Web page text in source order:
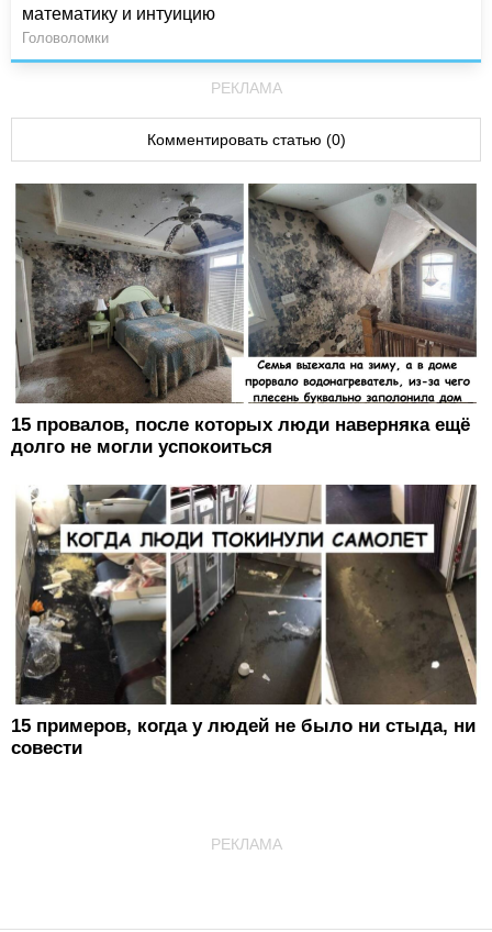
математику и интуицию
Головоломки
РЕКЛАМА
Комментировать статью (0)
15 провалов, после которых люди наверняка ещё
долго не могли успокоиться
15 примеров, когда у людей не было ни стыда, ни
совести
РЕКЛАМА